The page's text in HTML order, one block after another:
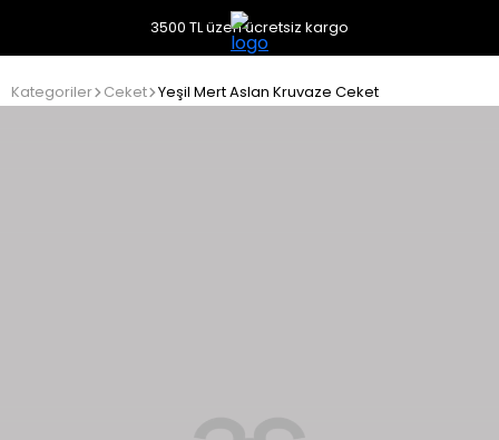
3500 TL üzeri ücretsiz kargo
Kategoriler Ceket Yeşil Mert Aslan Kruvaze Ceket